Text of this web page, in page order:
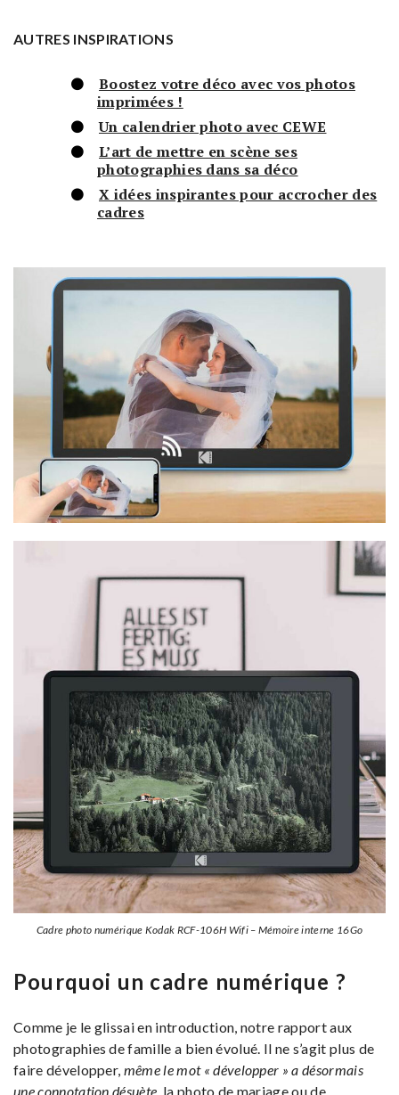
AUTRES INSPIRATIONS
Boostez votre déco avec vos photos
imprimées !
Un calendrier photo avec CEWE
L’art de mettre en scène ses
photographies dans sa déco
X idées inspirantes pour accrocher des
cadres
Cadre photo numérique Kodak RCF-106H Wifi – Mémoire interne 16Go
Pourquoi un cadre numérique ?
Comme je le glissai en introduction, notre rapport aux
photographies de famille a bien évolué. Il ne s’agit plus de
faire développer, même le mot « développer » a désormais
une connotation désuète , la photo de mariage ou de